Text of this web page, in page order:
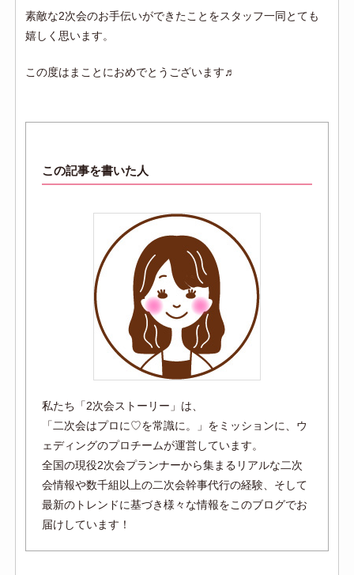
素敵な2次会のお手伝いができたことをスタッフ一同とても
嬉しく思います。
この度はまことにおめでとうございます♬
この記事を書いた人
私たち「2次会ストーリー」は、
「二次会はプロに♡を常識に。」をミッションに、ウ
ェディングのプロチームが運営しています。
全国の現役2次会プランナーから集まるリアルな二次
会情報や数千組以上の二次会幹事代行の経験、そして
最新のトレンドに基づき様々な情報をこのブログでお
届けしています！